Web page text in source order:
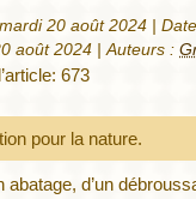
mardi 20 août 2024 |
août 2024 |Auteurs :
673
pour la nature.
abatage, d’un